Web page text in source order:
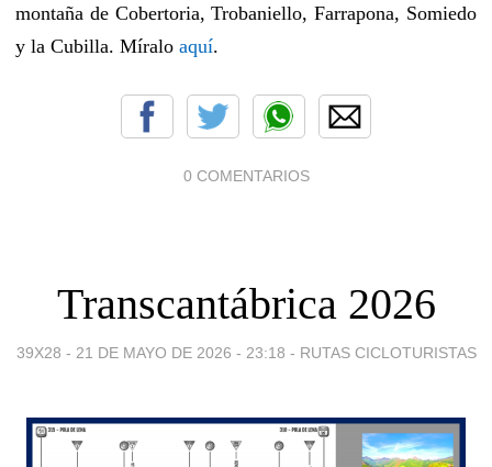
montaña de Cobertoria, Trobaniello, Farrapona, Somiedo
y la Cubilla. Míralo aquí.
0 COMENTARIOS
Transcantábrica 2026
39X28 - 21 DE MAYO DE 2026 - 23:18 - RUTAS CICLOTURISTAS